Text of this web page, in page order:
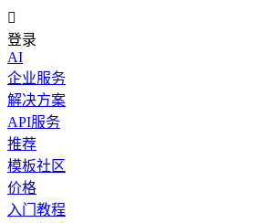

登录
AI
企业服务
解决方案
API服务
推荐
模板社区
价格
入门教程